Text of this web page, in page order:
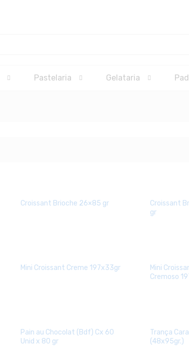
Pastelaria Gelataria
Croissant Brioche 26×85 gr
Croissant
gr
Mini Croissant Creme 197x33gr
Mini
Cremoso
Pain au Chocolat (Bdf) Cx 60
Unid x 80 gr
Trança
(48x95gr.)